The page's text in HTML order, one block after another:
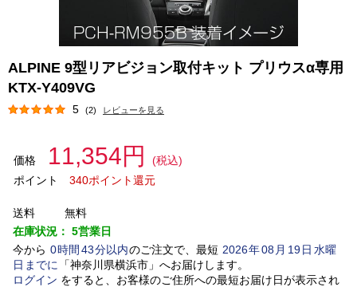
ALPINE 9型リアビジョン取付キット プリウスα専用
KTX-Y409VG
5 (2) レビューを見る
価格 11,354円
(税込)
ポイント
340ポイント還元
送料
無料
在庫状況： 5営業日
今から 0時間 43分以内のご注文で、最短 2026年08 月 19日水曜
日 までに 「神奈川県横浜市」 へお届けします。
ログイン をすると、お客様のご住所への最短お届け日が表示され